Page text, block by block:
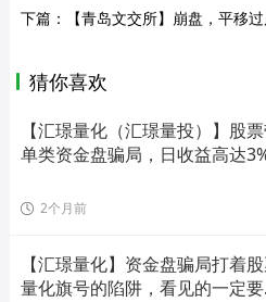
下篇：
【青岛文交所】崩盘，平移过后五
猜你喜欢
【汇璟量化（汇璟量投）】股
单类资金盘骗局，日收益高达
2个月前
【汇璟量化】资金盘骗局打着
量化旗号的陷阱，看见的一定要